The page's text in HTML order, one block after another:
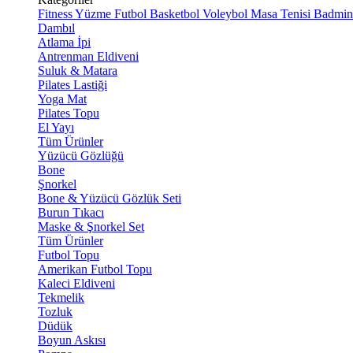
FitnessYüzme Futbol Basketbol Voleybol Masa Tenisi
Dambıl
Atlama İpi
Antrenman Eldiveni
Suluk & Matara
Pilates Lastiği
Yoga Mat
Pilates Topu
El Yayı
Tüm Ürünler
Yüzücü Gözlüğü
Bone
Şnorkel
Bone & Yüzücü Gözlük Seti
Burun Tıkacı
Maske & Şnorkel Set
Tüm Ürünler
Futbol Topu
Amerikan Futbol Topu
Kaleci Eldiveni
Tekmelik
Tozluk
Düdük
Boyun Askısı